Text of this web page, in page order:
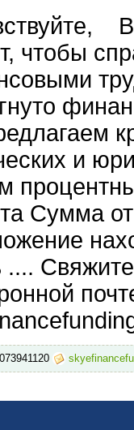
чтобы
и
Сумма
....